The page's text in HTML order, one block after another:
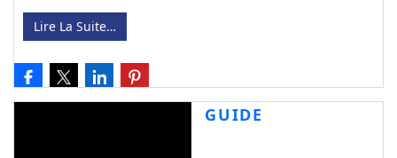
Lire La Suite…
GUIDE